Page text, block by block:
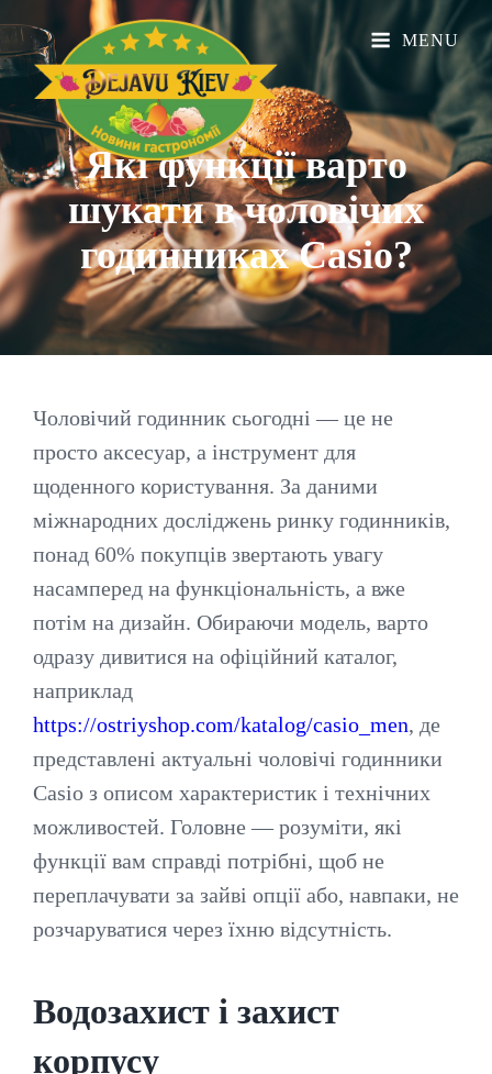
MENU
Які функції варто
шукати в чоловічих
годинникахCasio?
Чоловічий годинник сьогодні — це не
просто аксесуар, а інструмент для
щоденного користування. За даними
міжнародних досліджень ринку годинників,
понад 60% покупців звертають увагу
насамперед на функціональність, а вже
потім на дизайн. Обираючи модель, варто
одразу дивитися на офіційний каталог,
наприклад
https://ostriyshop.com/katalog/casio_men, де
представлені актуальні чоловічі годинники
Casio з описом характеристик і технічних
можливостей. Головне — розуміти, які
функції вам справді потрібні, щоб не
переплачувати за зайві опції або, навпаки, не
розчаруватися через їхню відсутність.
Водозахист і захист
корпусу